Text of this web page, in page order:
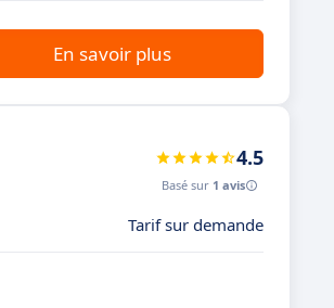
En savoir plus
4.5
Basé sur 1 avis
Tarif sur demande